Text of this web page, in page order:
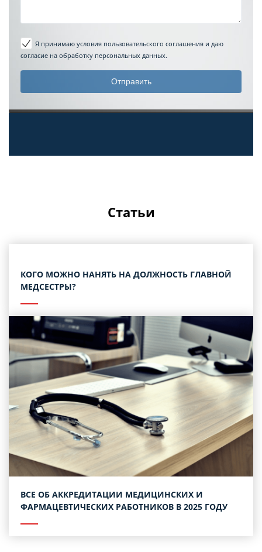
Я принимаю условия пользовательского соглашения и даю
согласие на обработку персональных данных.
Статьи
КОГО МОЖНО НАНЯТЬ НА ДОЛЖНОСТЬ ГЛАВНОЙ
МЕДСЕСТРЫ?
ВСЕ ОБ АККРЕДИТАЦИИ МЕДИЦИНСКИХ И
ФАРМАЦЕВТИЧЕСКИХ РАБОТНИКОВ В 2025 ГОДУ